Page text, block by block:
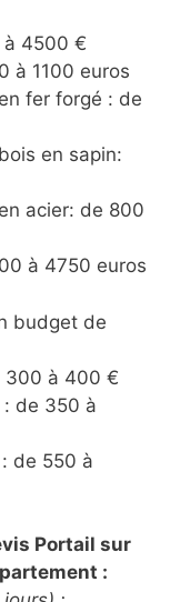
à 4500 €
à 1100 euros
fer forgé : de
en sapin:
acier: de 800
à 4750 euros
budget de
300 à 400 €
de 350 à
de 550 à
Portail sur
: